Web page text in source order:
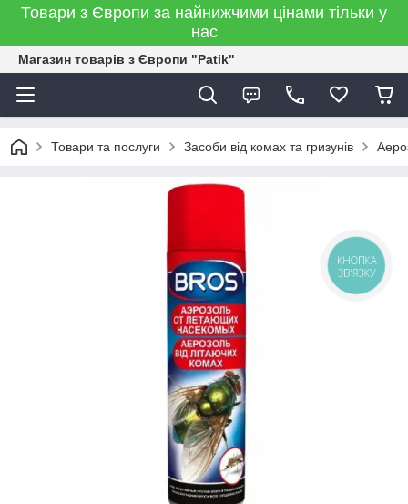
Товари з Європи за найнижчими цінами тільки у
нас
Магазин товарів з Європи "Patik"
Товари та послуги Засоби від комах та гризунів
КНОПКА
ЗВ'ЯЗКУ